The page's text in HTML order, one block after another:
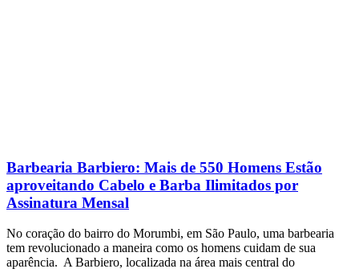
Barbearia Barbiero: Mais de 550 Homens Estão
aproveitando Cabelo e Barba Ilimitados por
Assinatura Mensal
No coração do bairro do Morumbi, em São Paulo, uma barbearia
tem revolucionado a maneira como os homens cuidam de sua
aparência. A Barbiero, localizada na área mais central do